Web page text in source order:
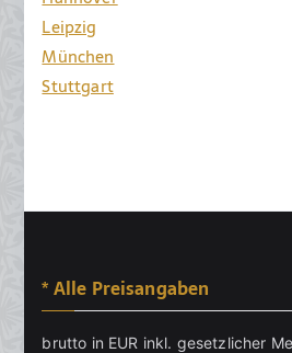
Leipzig
München
Stuttgart
* Alle Preisangaben
brutto in EUR inkl. gesetzlicher